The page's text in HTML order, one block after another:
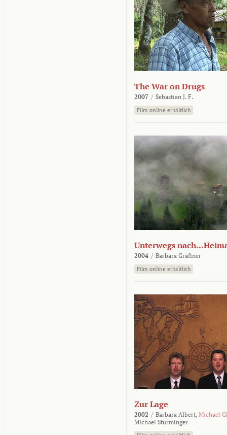
The War on Drugs
2007 / Sebastian J. F.
Film online erhältlich
Unterwegs
2004 / Barbara Gräftner
Film online erhältlich
Zur Lage
2002 / Barbara Albert, Michael
Michael Sturminger